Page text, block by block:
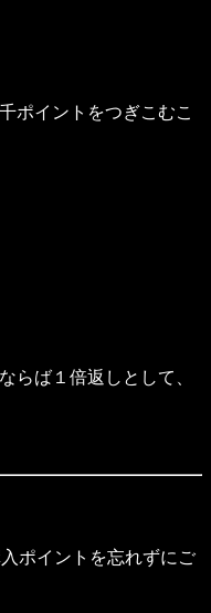
ポイントをつぎこむこ
らば１倍返しとして、
ポイントを忘れずにご